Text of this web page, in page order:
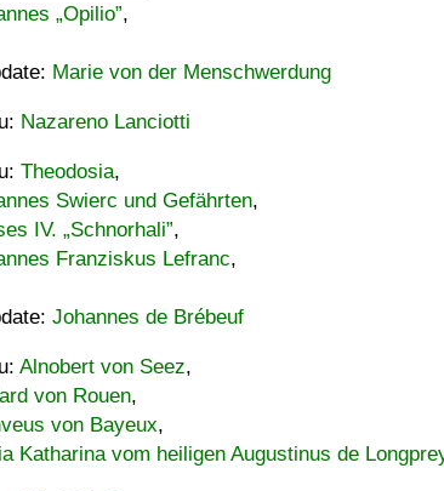
„Opilio”,
Marie von der Menschwerdung
Nazareno Lanciotti
Theodosia,
Swierc und Gefährten,
IV. „Schnorhali”,
Franziskus Lefranc,
Johannes de Brébeuf
Alnobert von Seez,
von Rouen,
von Bayeux,
Katharina vom heiligen Augustinus de